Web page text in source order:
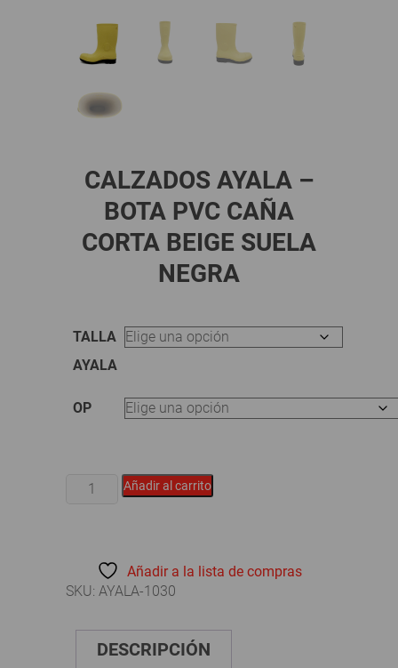
CALZADOS AYALA –
BOTA PVC CAÑA
CORTA BEIGE SUELA
NEGRA
TALLA
AYALA
OP
CALZADOS
CORTA
NEGRA
Añadir al carrito
Añadir a la lista de compras
SKU: AYALA-1030
DESCRIPCIÓN